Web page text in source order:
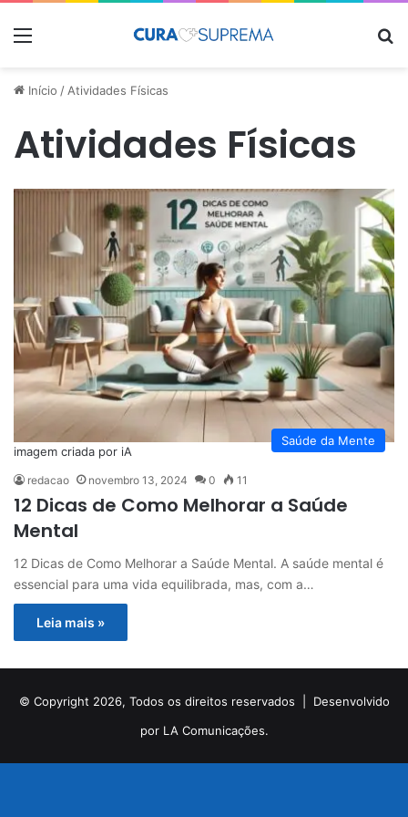
Menu
Início / Atividades Físicas
Atividades Físicas
Saúde da Mente
imagem criada por iA
redacao novembro 13, 2024 0 11
12 Dicas de Como Melhorar a Saúde
Mental
12 Dicas de Como Melhorar a Saúde Mental. A saúde mental é
essencial para uma vida equilibrada, mas, com a…
Leia mais »
© Copyright 2026, Todos os direitos reservados | Desenvolvido
por LA Comunicações.